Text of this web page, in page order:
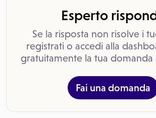
Esperto
Se la risposta non risolve i
registrati o accedi alla
gratuitamente la tua domanda
Fai una domanda